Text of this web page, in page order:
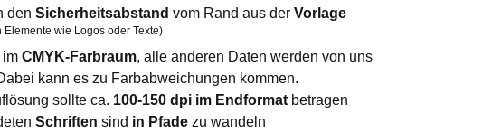
den Sicherheitsabstand vom Rand aus der Vorlage
wie Logos oder Texte)
im CMYK-Farbraum, alle anderen Daten werden von uns
kann es zu Farbabweichungen kommen.
sollte ca. 100-150 dpi im Endformat betragen
Schriften sind in Pfade zu wandeln